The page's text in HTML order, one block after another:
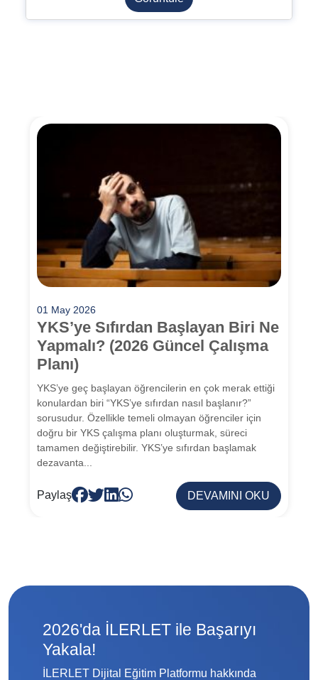
01 May 2026
YKS’ye Sıfırdan Başlayan Biri Ne
Yapmalı? (2026 Güncel Çalışma
Planı)
YKS’ye geç başlayan öğrencilerin en çok merak ettiği
konulardan biri “YKS’ye sıfırdan nasıl başlanır?”
sorusudur. Özellikle temeli olmayan öğrenciler için
doğru bir YKS çalışma planı oluşturmak, süreci
tamamen değiştirebilir. YKS’ye sıfırdan başlamak
dezavanta...
Paylaş DEVAMINI OKU
2026'da İLERLET ile Başarıyı
Yakala!
İLERLET Dijital Eğitim Platformu hakkında